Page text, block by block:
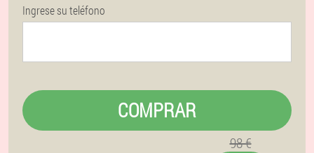
Ingrese su teléfono
COMPRAR
98 €